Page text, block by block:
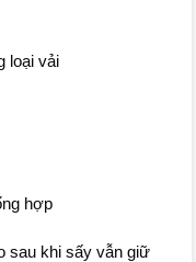
loại vải
hợp
sau khi sấy vẫn giữ